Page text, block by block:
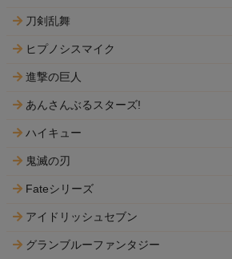
刀剣乱舞
ヒプノシスマイク
進撃の巨人
あんさんぶるスターズ!
ハイキュー
鬼滅の刃
Fateシリーズ
アイドリッシュセブン
グランブルーファンタジー